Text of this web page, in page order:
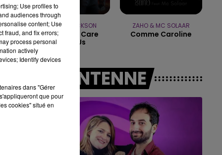
14h00 - 15h00
LA RADIO POP
MICHAEL JACKSON
They Don't Care
About Us
ZAHO & MC SOLAAR
Comme Caroline
A L'ANTENNE
Use profiles to
audiences through
content; Use
fraud, and fix errors;
process personal
actively
Identify devices
dans "Gérer
que pour
cookies" situé en